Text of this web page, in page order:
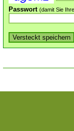
Passwort (damit Sie